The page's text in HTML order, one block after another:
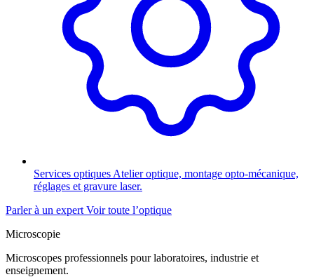
Services optiques Atelier optique, montage opto-mécanique,
réglages et gravure laser.
Parler à un expert Voir toute l’optique
Microscopie
Microscopes professionnels pour laboratoires, industrie et
enseignement.